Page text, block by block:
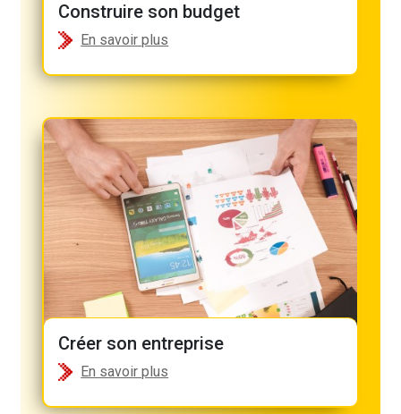
Construire son budget
En savoir plus
Créer son entreprise
En savoir plus